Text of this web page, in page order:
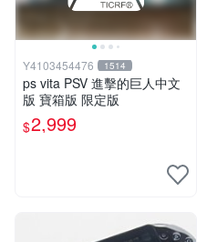
Y4103454476 1514
ps vita PSV 進擊的巨人中文
版 寶箱版 限定版
$2,999